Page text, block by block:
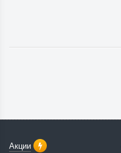
Акции